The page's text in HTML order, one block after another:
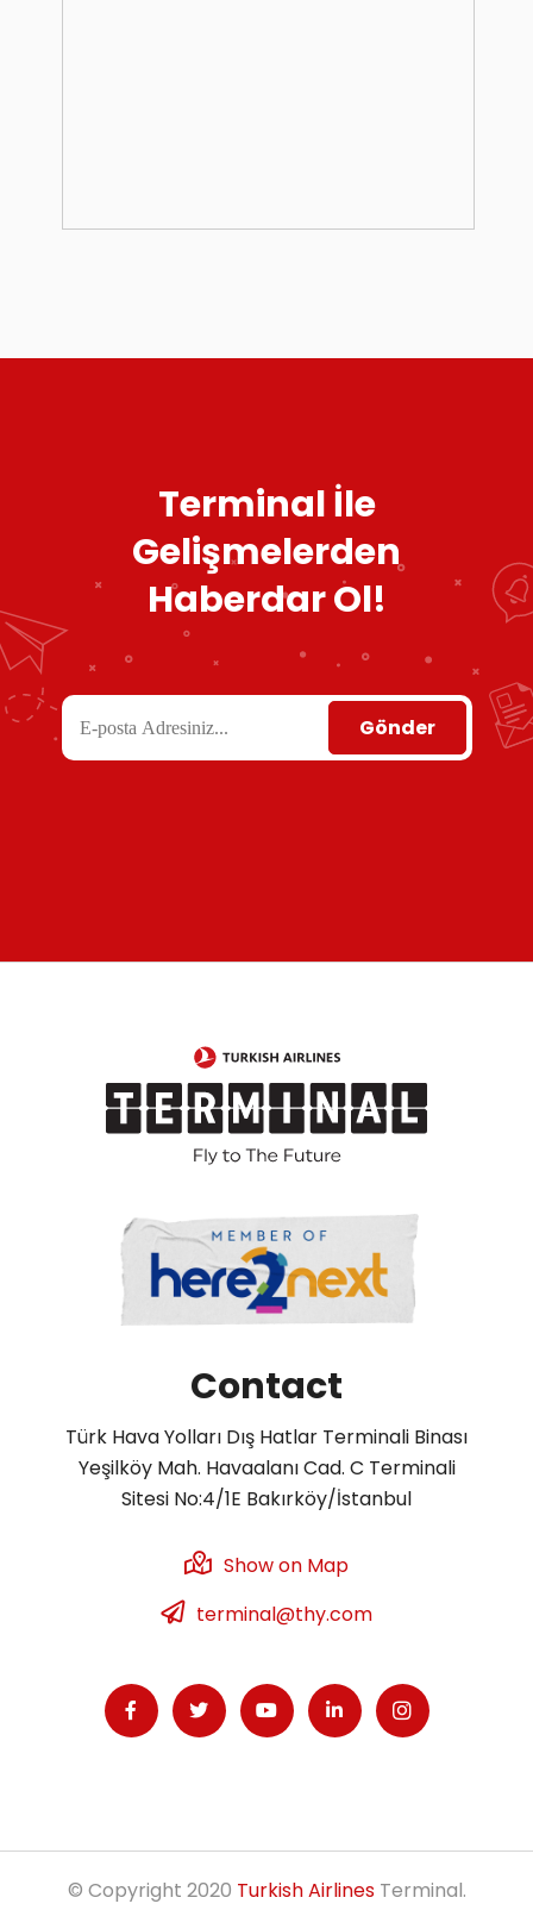
Terminal İle
Gelişmelerden
Haberdar Ol!
Contact
Türk Hava Yolları Dış Hatlar Terminali Binası
Yeşilköy Mah. Havaalanı Cad. C Terminali
Sitesi No:4/1E Bakırköy/İstanbul
Show on Map
terminal@thy.com
© Copyright 2020 Turkish AirlinesTerminal.